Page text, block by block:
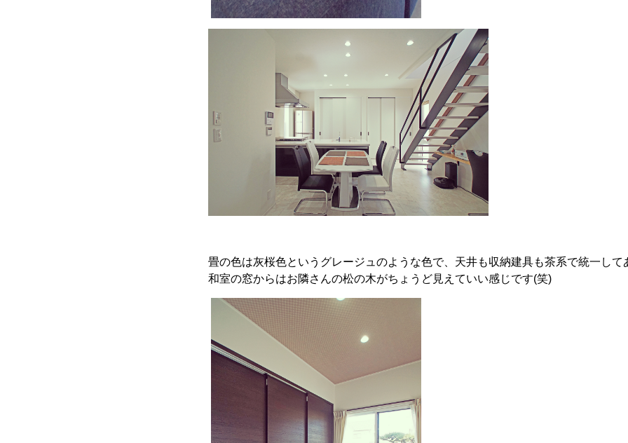
畳の色は灰桜色というグレージュのような色で、天井も収納建具も茶系で統一して
和室の窓からはお隣さんの松の木がちょうど見えていい感じです(笑)